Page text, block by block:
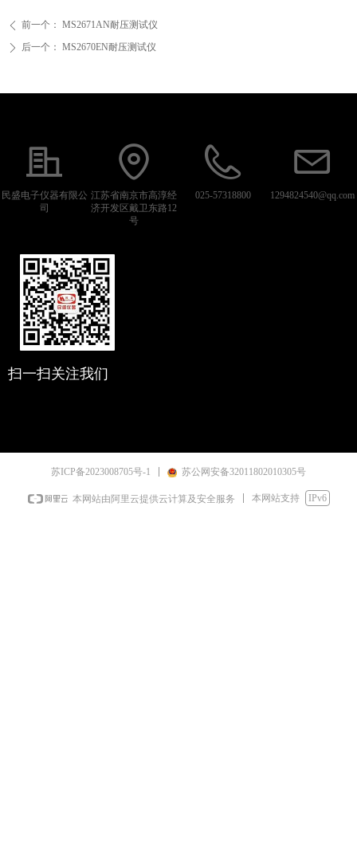
ꄴ 前一个： MS2671AN耐压测试仪
ꄲ 后一个： MS2670EN耐压测试仪
民盛电子仪器有限公
司
江苏省南京市高淳经
济开发区戴卫东路12
号
025-57318800 1294824540@qq.com
扫一扫关注我们
苏ICP备2023008705号-1 苏公网安备32011802010305号
本网站由阿里云提供云计算及安全服务 本网站支持 IPv6